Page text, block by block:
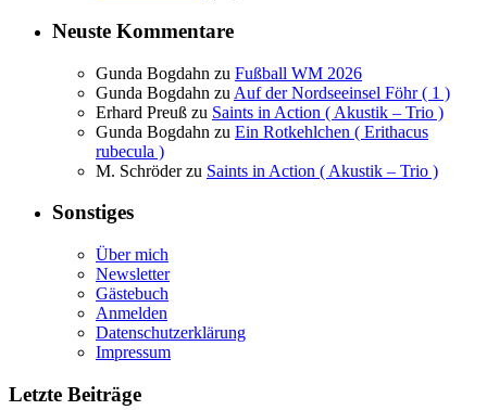
Neuste Kommentare
Gunda Bogdahn zu Fußball WM 2026
Gunda Bogdahn zu Auf der Nordseeinsel Föhr ( 1 )
Erhard Preuß zu Saints in Action ( Akustik – Trio )
Gunda Bogdahn zu Ein Rotkehlchen ( Erithacus
rubecula )
M. Schröderzu Saints in Action ( Akustik – Trio )
Sonstiges
Über mich
Newsletter
Gästebuch
Anmelden
Datenschutzerklärung
Impressum
Letzte Beiträge